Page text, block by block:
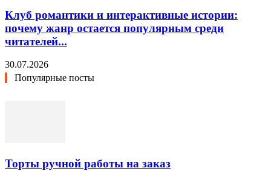
Клуб романтики и интерактивные истории:
почему жанр остается популярным среди
читателей...
30.07.2026
Популярные посты
Торты ручной работы на заказ